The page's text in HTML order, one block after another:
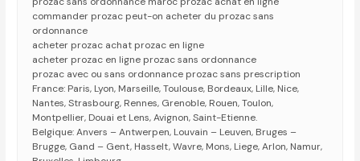
commander prozac peut-on acheter du prozac sans
ordonnance
acheter prozac achat prozac en ligne
acheter prozac en ligne prozac sans ordonnance
prozac avec ou sans ordonnance prozac sans prescription
France: Paris, Lyon, Marseille, Toulouse, Bordeaux, Lille, Nice,
Nantes, Strasbourg, Rennes, Grenoble, Rouen, Toulon,
Montpellier, Douai et Lens, Avignon, Saint-Etienne.
Belgique: Anvers – Antwerpen, Louvain – Leuven, Bruges –
Brugge, Gand – Gent, Hasselt, Wavre, Mons, Liege, Arlon, Namur,